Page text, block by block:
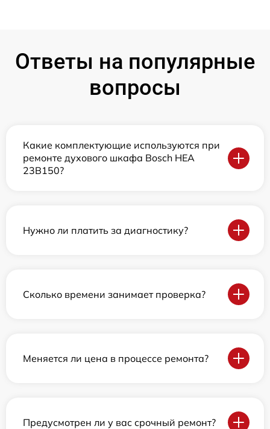
Ответы на популярные
вопросы
Какие комплектующие используются при
ремонте духового шкафа Bosch HEA
23B150?
Нужно ли платить за диагностику?
Сколько времени занимает проверка?
Меняется ли цена в процессе ремонта?
Предусмотрен ли у вас срочный ремонт?